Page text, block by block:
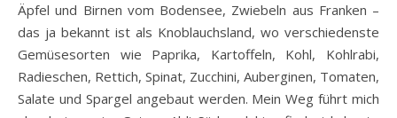
Äpfel und Birnen vom Bodensee, Zwiebeln aus Franken –
das ja bekannt ist als Knoblauchsland, wo verschiedenste
Gemüsesorten wie Paprika, Kartoffeln, Kohl, Kohlrabi,
Radieschen, Rettich, Spinat, Zucchini, Auberginen, Tomaten,
Salate und Spargel angebaut werden. Mein Weg führt mich